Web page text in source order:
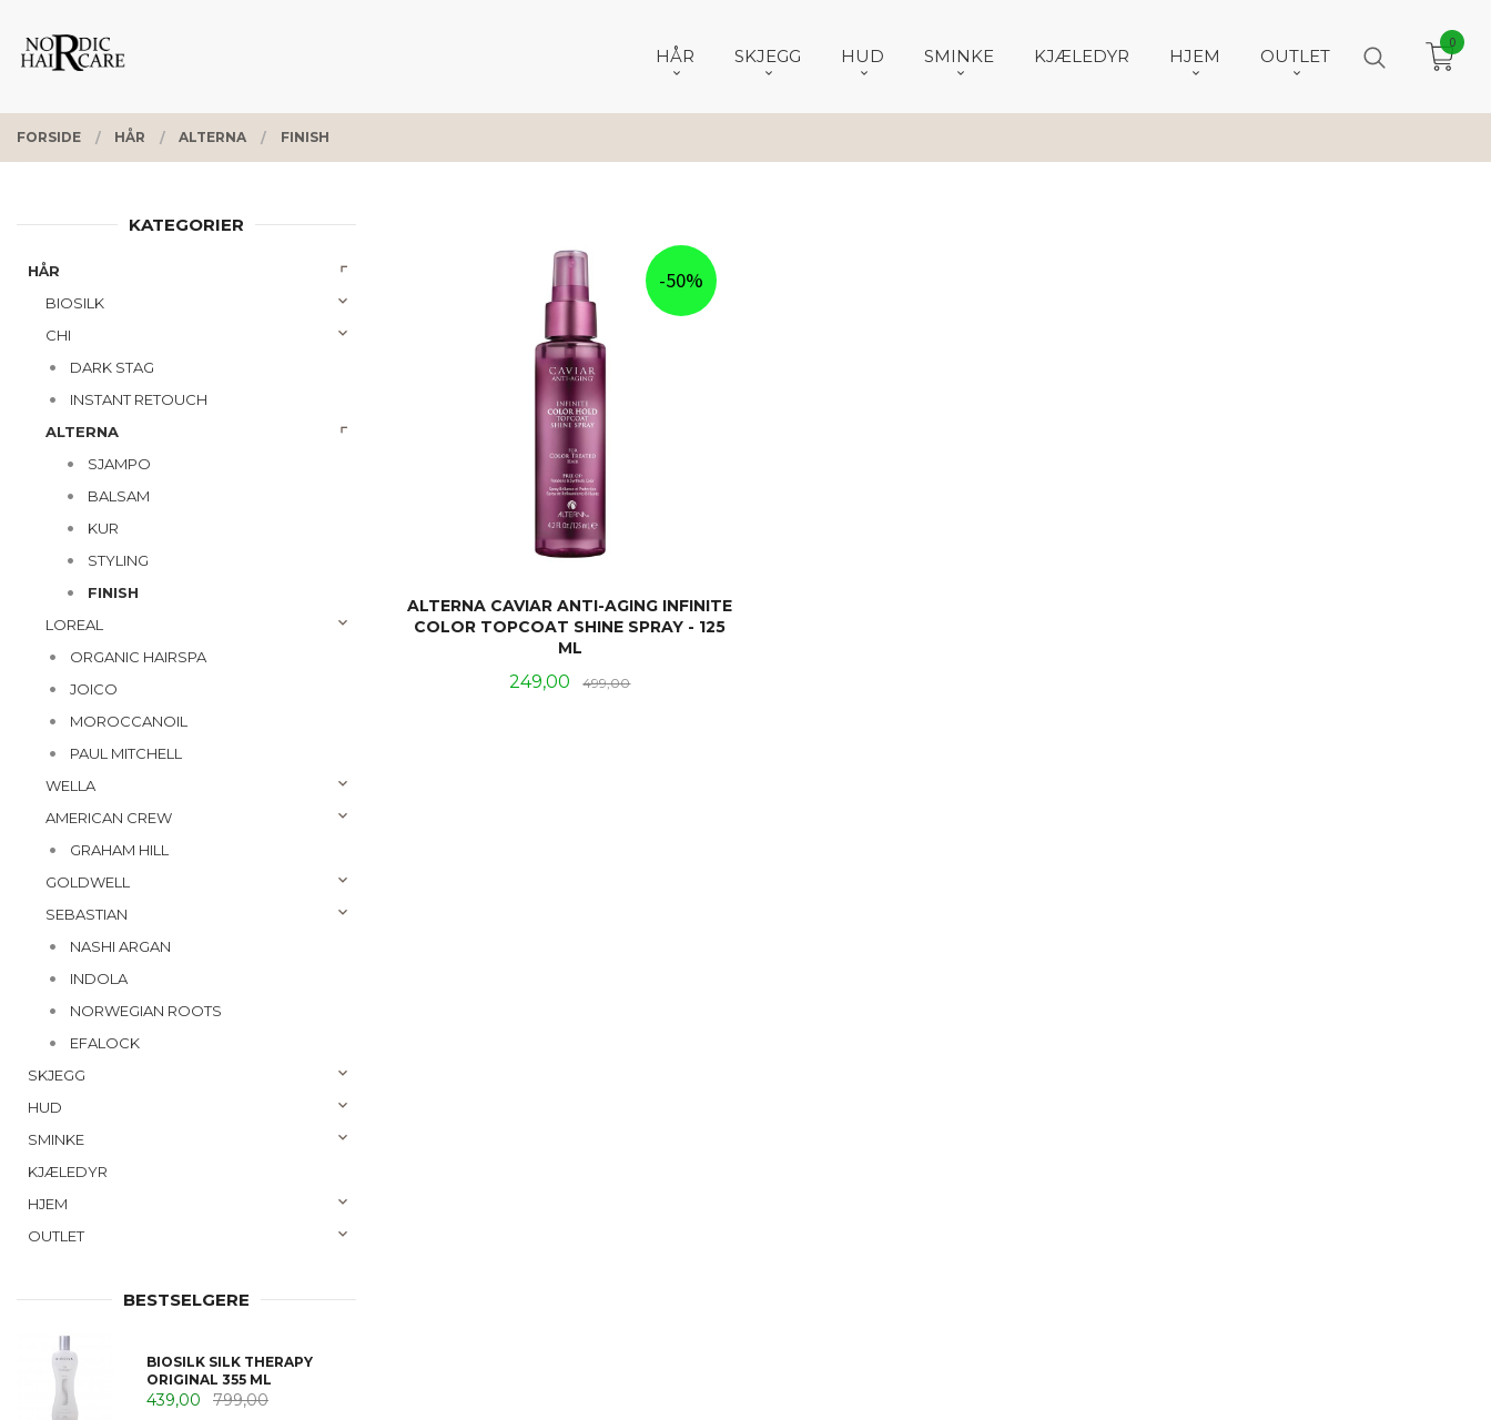
innholdet
PRODUKTER
HÅR SKJEGG HUD SMINKE KJÆLEDYR HJEM OUTLET
0
FORSIDE HÅR ALTERNA FINISH
ALTERNA CAVIAR ANTI-AGING INFINITE
COLOR TOPCOAT SHINE SPRAY - 125
ML
Tilbud
249,00 499,00Rabatt
-50%
KATEGORIER
HÅR
BIOSILK
CHI
DARK STAG
INSTANT RETOUCH
ALTERNA
SJAMPO
BALSAM
KUR
STYLING
FINISH
LOREAL
ORGANIC HAIRSPA
JOICO
MOROCCANOIL
PAUL MITCHELL
WELLA
AMERICAN CREW
GRAHAM HILL
GOLDWELL
SEBASTIAN
NASHI ARGAN
INDOLA
NORWEGIAN ROOTS
EFALOCK
SKJEGG
HUD
SMINKE
KJÆLEDYR
HJEM
OUTLET
BESTSELGERE
BIOSILK SILK THERAPY
ORIGINAL 355 ML
439,00 799,00